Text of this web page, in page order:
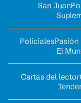
San Juan
Policiales
El
Cartas del lector